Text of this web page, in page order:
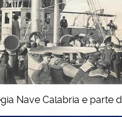
Nave Calabria e parte